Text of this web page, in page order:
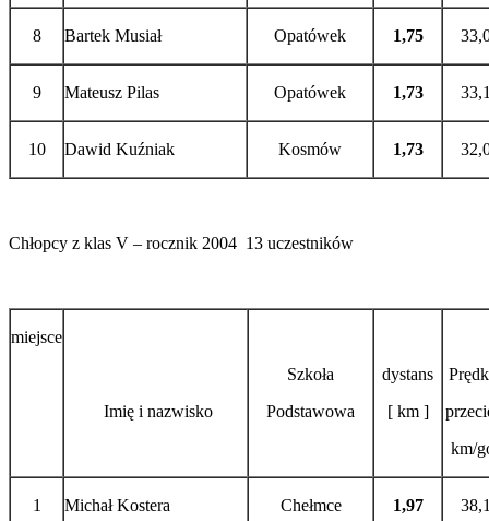
8 Bartek Musiał Opatówek 1,75
9 Mateusz Pilas Opatówek 1,73
10 Dawid Kuźniak Kosmów 1,73
Chłopcy z klas V – rocznik 2004 13 uczestników
miejsce
Imię i nazwisko
Szkoła
Podstawowa
dystans
[ km ]
km/
1 Michał Kostera Chełmce 1,97